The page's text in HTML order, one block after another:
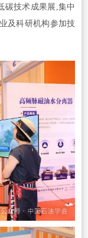
碳技术成果展,集中
及科研机构参加技